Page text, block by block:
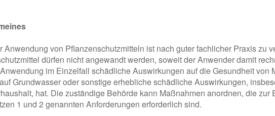
Anwendung von Pflanzenschutzmitteln ist nach guter fachlicher Praxis zu
dürfen nicht angewandt werden, soweit der Anwender damit
im Einzelfall schädliche Auswirkungen auf die Gesundheit von
Grundwasser oder sonstige erhebliche schädliche Auswirkungen,
hat. Die zuständige Behörde kann Maßnahmen anordnen, die zur
1 und 2 genannten Anforderungen erforderlich sind.